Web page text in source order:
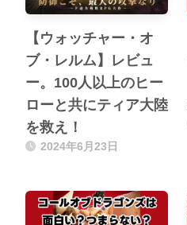
【ウォッチャー・オ
ブ・レルム】レビュ
ー。100人以上のヒー
ローと共にティア大陸
を救え！
2024年6月23日